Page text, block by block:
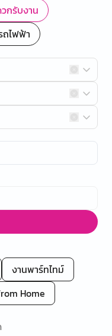
กรับงาน
ถไฟฟ้า
งานพาร์ทไทม์
Home